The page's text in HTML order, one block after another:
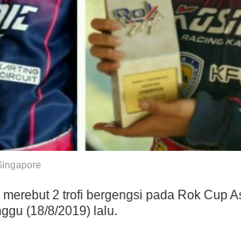
2 trofi bergengsi pada Rok Cup
(18/8/2019) lalu.